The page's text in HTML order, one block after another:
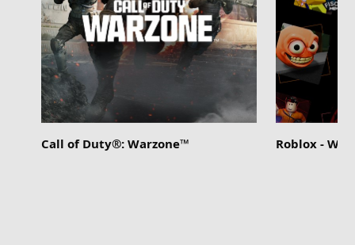
Call of Duty®: Warzone™ Roblox -